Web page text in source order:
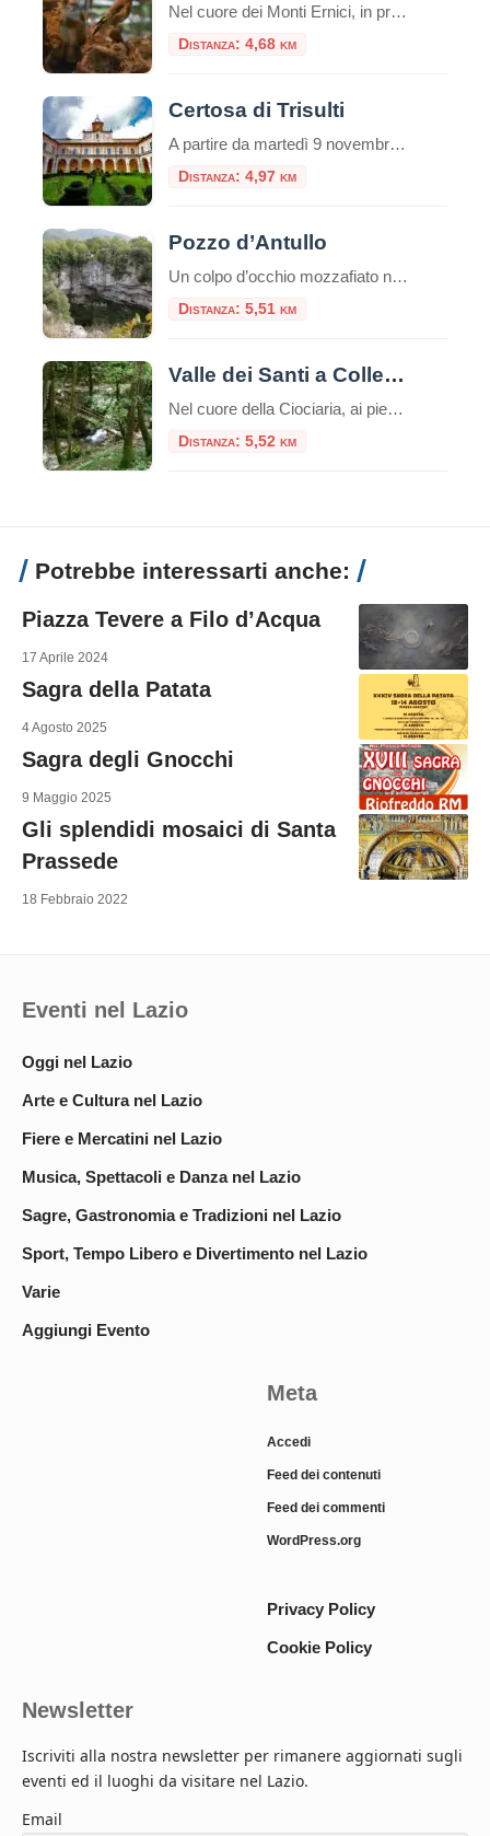
Nel cuore dei Monti Ernici, in provincia di Frosinone, si trova uno dei gioielli più affascinanti del Lazio: l’Ecomuseo “Orto del Centauro Chirone” di Collepardo. Questa particolare forma museale, riconosciuta dalla Regione Lazio e inserita nell’Organizzazione Museale Regionale, non si limita a un semplice edificio, ma abbraccia l’intero territorio comunale, offrendo ai visitatori un’esperienza immersiva […]
Distanza: 4,68 km
Certosa di Trisulti
A partire da martedì 9 novembre 2021 la Certosa di Trisulti, secolare complesso monastico, rientrato nella piena gestione della Direzione Regionale Musei Lazio, tornerà ad essere visitabile. La Certosa sarà aperta tutti i giorni della settimana con ingresso libero; il percorso di visita è assistito da materiali disponibili all’ingresso e nei fine settimana (sabato, domeniche […]
Distanza: 4,97 km
Pozzo d’Antullo
Un colpo d’occhio mozzafiato nel cuore dei Monti Ernici C’è un luogo, nel Lazio più silenzioso e autentico, dove la natura ha deciso di lasciare un segno indelebile. Non un monumento costruito dall’uomo, ma un monumento scavato dal tempo, dall’acqua e da un’antica leggenda: è il Pozzo d’Antullo, spettacolare dolina carsica situata nei pressi di […]
Distanza: 5,51 km
Valle dei Santi a Collepardo: natura, acque e leggende nei Monti Ernici
Nel cuore della Ciociaria, ai piedi dei Monti Ernici e a pochi minuti dall’incantevole borgo delle erbe di Collepardo (FR), si snoda uno degli itinerari naturalistici più affascinanti della provincia di Frosinone: la Valle dei Santi. Il nome Valle dei Santi nasce dall’intreccio tra la storia religiosa del territorio e la suggestione popolare: Questo percorso, […]
Distanza: 5,52 km
Potrebbe interessarti anche:
Piazza Tevere a Filo d’Acqua
17 Aprile 2024
Sagra della Patata
4 Agosto 2025
Sagra degli Gnocchi
9 Maggio 2025
Gli splendidi mosaici di Santa
Prassede
18 Febbraio 2022
Eventi nel Lazio
Oggi nel Lazio
Arte e Cultura nel Lazio
Fiere e Mercatini nel Lazio
Musica, Spettacoli e Danza nel Lazio
Sagre, Gastronomia e Tradizioni nel Lazio
Sport, Tempo Libero e Divertimento nel Lazio
Varie
Aggiungi Evento
Meta
Accedi
Feed dei contenuti
Feed dei commenti
WordPress.org
Privacy Policy
Cookie Policy
Newsletter
Iscriviti alla nostra newsletter per rimanere aggiornati sugli
eventi ed il luoghi da visitare nel Lazio.
Email